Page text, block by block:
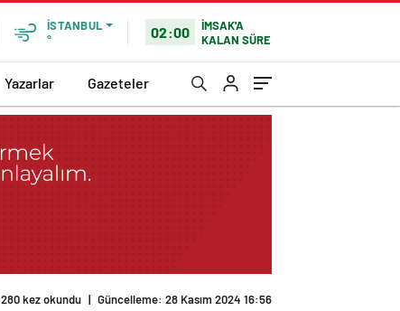
İSTANBUL
°
02:00
İMSAK'A
KALAN SÜRE
Yazarlar Gazeteler
280 kez okundu | Güncelleme: 28 Kasım 2024 16:56